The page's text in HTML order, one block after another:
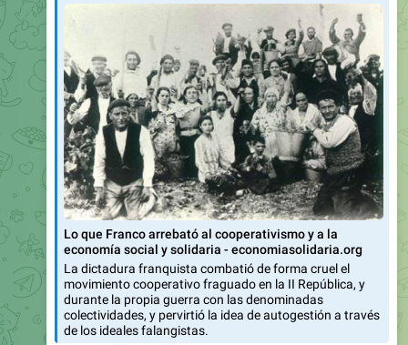
Lo que Franco arrebató al cooperativismo y a la
economía social y solidaria - economiasolidaria.org
La dictadura franquista combatió de forma cruel el
movimiento cooperativo fraguado en la II República, y
durante la propia guerra con las denominadas
colectividades, y pervirtió la idea de autogestión a través
de los ideales falangistas.